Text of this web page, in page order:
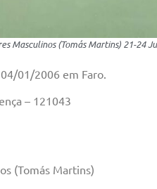
Masculinos (Tomás Martins) 21-24
01/2006 em Faro.
– 121043
(Tomás Martins)